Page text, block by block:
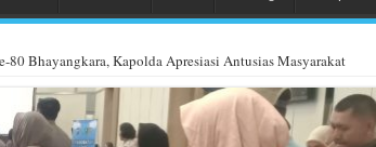
80 Bhayangkara, Kapolda Apresiasi Antusias Masyarakat